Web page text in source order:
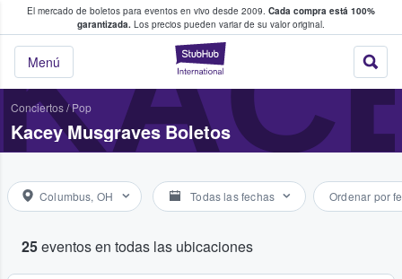
El mercado de boletos para eventos en vivo desde 2009. Cada compra está 100%
garantizada. Los precios pueden variar de su valor original.
StubHub: donde
Menú
fans compran y venden boletos
Conciertos/Pop
Kacey Musgraves Boletos
Columbus, OH Todas las fechas Ordenar por
25eventos en todas las ubicaciones